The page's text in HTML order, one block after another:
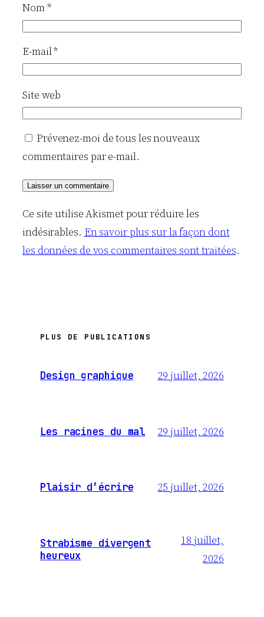
Nom*
E-mail*
Site web
Prévenez-moi de tous les nouveaux
commentaires par e-mail.
Ce site utilise Akismet pour réduire les
indésirables. En savoir plus sur la façon dont
les données de vos commentaires sont traitées.
PLUS DE PUBLICATIONS
Design graphique 29 juillet, 2026
Les racines du mal 29 juillet, 2026
Plaisir d’écrire 25 juillet, 2026
Strabisme divergent
heureux
18 juillet,
2026